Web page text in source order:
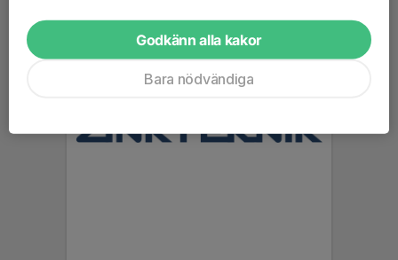
Godkänn alla kakor
Bara nödvändiga